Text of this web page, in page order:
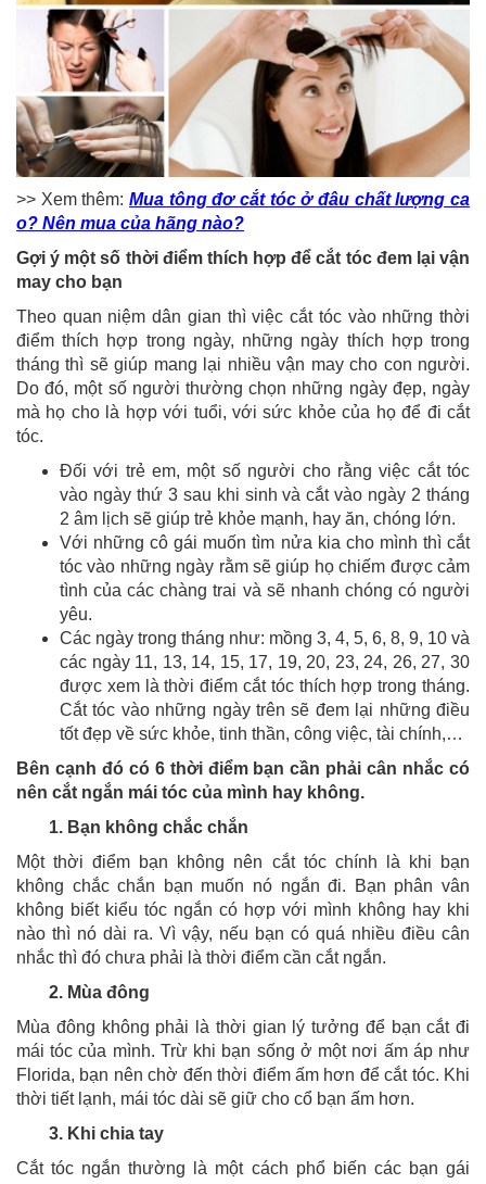
>> Xem thêm: Mua tông đơ cắt tóc ở đâu chất lượng ca
o? Nên mua của hãng nào?
Gợi ý một số thời điểm thích hợp để cắt tóc đem lại vận
may cho bạn
Theo quan niệm dân gian thì việc cắt tóc vào những thời
điểm thích hợp trong ngày, những ngày thích hợp trong
tháng thì sẽ giúp mang lại nhiều vận may cho con người.
Do đó, một số người thường chọn những ngày đẹp, ngày
mà họ cho là hợp với tuổi, với sức khỏe của họ để đi cắt
tóc.
Đối với trẻ em, một số người cho rằng việc cắt tóc
vào ngày thứ 3 sau khi sinh và cắt vào ngày 2 tháng
2 âm lịch sẽ giúp trẻ khỏe mạnh, hay ăn, chóng lớn.
Với những cô gái muốn tìm nửa kia cho mình thì cắt
tóc vào những ngày rằm sẽ giúp họ chiếm được cảm
tình của các chàng trai và sẽ nhanh chóng có người
yêu.
Các ngày trong tháng như: mồng 3, 4, 5, 6, 8, 9, 10 và
các ngày 11, 13, 14, 15, 17, 19, 20, 23, 24, 26, 27, 30
được xem là thời điểm cắt tóc thích hợp trong tháng.
Cắt tóc vào những ngày trên sẽ đem lại những điều
tốt đẹp về sức khỏe, tinh thần, công việc, tài chính,…
Bên cạnh đó có 6 thời điểm bạn cần phải cân nhắc có
nên cắt ngắn mái tóc của mình hay không.
1. Bạn không chắc chắn
Một thời điểm bạn không nên cắt tóc chính là khi bạn
không chắc chắn bạn muốn nó ngắn đi. Bạn phân vân
không biết kiểu tóc ngắn có hợp với mình không hay khi
nào thì nó dài ra. Vì vậy, nếu bạn có quá nhiều điều cân
nhắc thì đó chưa phải là thời điểm cần cắt ngắn.
2. Mùa đông
Mùa đông không phải là thời gian lý tưởng để bạn cắt đi
mái tóc của mình. Trừ khi bạn sống ở một nơi ấm áp như
Florida, bạn nên chờ đến thời điểm ấm hơn để cắt tóc. Khi
thời tiết lạnh, mái tóc dài sẽ giữ cho cổ bạn ấm hơn.
3. Khi chia tay
Cắt tóc ngắn thường là một cách phổ biến các bạn gái